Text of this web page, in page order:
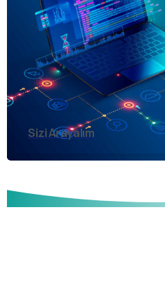
Sizi Arayalım